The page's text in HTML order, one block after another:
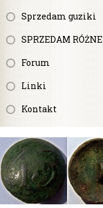
Sprzedam guziki
SPRZEDAM RÓŻNE
Forum
Linki
Kontakt